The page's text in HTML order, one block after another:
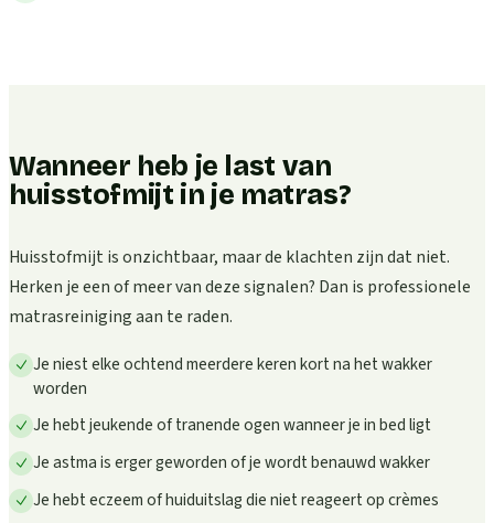
Wanneer heb je last van
huisstofmijt in je matras?
Huisstofmijt is onzichtbaar, maar de klachten zijn dat niet.
Herken je een of meer van deze signalen? Dan is professionele
matrasreiniging aan te raden.
Je niest elke ochtend meerdere keren kort na het wakker
worden
Je hebt jeukende of tranende ogen wanneer je in bed ligt
Je astma is erger geworden of je wordt benauwd wakker
Je hebt eczeem of huiduitslag die niet reageert op crèmes